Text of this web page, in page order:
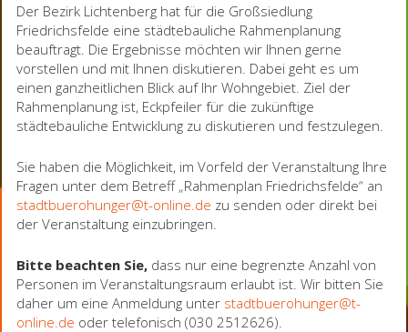
Der Bezirk Lichtenberg hat für die Großsiedlung
Friedrichsfelde eine städtebauliche Rahmenplanung
beauftragt. Die Ergebnisse möchten wir Ihnen gerne
vorstellen und mit Ihnen diskutieren. Dabei geht es um
einen ganzheitlichen Blick auf Ihr Wohngebiet. Ziel der
Rahmenplanung ist, Eckpfeiler für die zukünftige
städtebauliche Entwicklung zu diskutieren und festzulegen.
Sie haben die Möglichkeit, im Vorfeld der Veranstaltung Ihre
Fragen unter dem Betreff „Rahmenplan Friedrichsfelde“ an
stadtbuerohunger@t-online.de zu senden oder direkt bei
der Veranstaltung einzubringen.
Bitte beachten Sie, dass nur eine begrenzte Anzahl von
Personen im Veranstaltungsraum erlaubt ist. Wir bitten Sie
daher um eine Anmeldung unter stadtbuerohunger@t-
online.de oder telefonisch (030 2512626).